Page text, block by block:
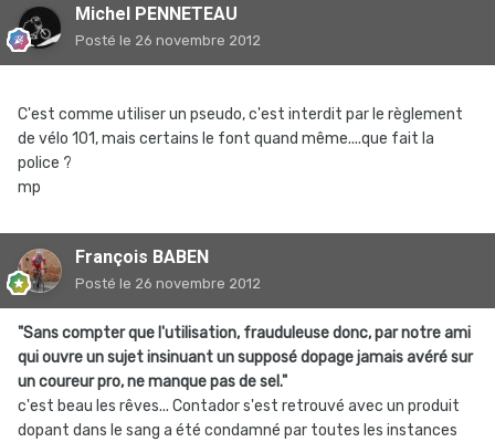
Michel PENNETEAU
Posté le 26 novembre 2012
C'est comme utiliser un pseudo, c'est interdit par le règlement
de vélo 101, mais certains le font quand même....que fait la
police ?
mp
François BABEN
Posté le 26 novembre 2012
"Sans compter que l'utilisation, frauduleuse donc, par notre ami
qui ouvre un sujet insinuant un supposé dopage jamais avéré sur
un coureur pro, ne manque pas de sel."
c'est beau les rêves... Contador s'est retrouvé avec un produit
dopant dans le sang a été condamné par toutes les instances